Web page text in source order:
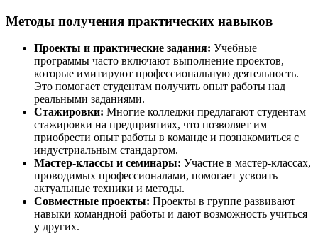
Методы получения практических навыков
Проекты и практические задания: Учебные
программы часто включают выполнение проектов,
которые имитируют профессиональную деятельность.
Это помогает студентам получить опыт работы над
реальными заданиями.
Стажировки: Многие колледжи предлагают студентам
стажировки на предприятиях, что позволяет им
приобрести опыт работы в команде и познакомиться с
индустриальным стандартом.
Мастер-классы и семинары: Участие в мастер-классах,
проводимых профессионалами, помогает усвоить
актуальные техники и методы.
Совместные проекты: Проекты в группе развивают
навыки командной работы и дают возможность учиться
у других.